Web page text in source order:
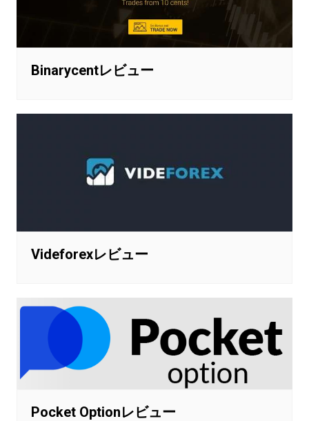
Binarycentレビュー
Videforexレビュー
Pocket Optionレビュー